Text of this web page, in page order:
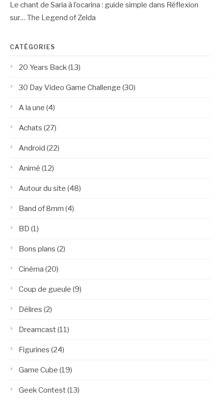
Le chant de Saria à l’ocarina : guide simple dans Réflexion
sur… The Legend of Zelda
CATÉGORIES
20 Years Back(13)
30 Day Video Game Challenge (30)
A la une (4)
Achats (27)
Android (22)
Animé (12)
Autour du site (48)
Band of 8mm (4)
BD (1)
Bons plans (2)
Cinéma (20)
Coup de gueule (9)
Délires (2)
Dreamcast(11)
Figurines (24)
Game Cube (19)
Geek Contest(13)